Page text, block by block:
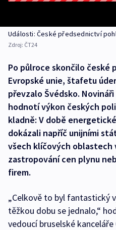
Události: České předsednictví
Zdroj: ČT24
Po půlroce skončilo české
Evropské unie, štafetu
převzalo Švédsko.
hodnotí výkon českých
kladně: V době
dokázali napříč unijními
všech klíčových oblastech
zastropování cen plynu
firem.
„Celkově to byl fantastický
těžkou dobu se jednalo,“
vedoucí bruselské